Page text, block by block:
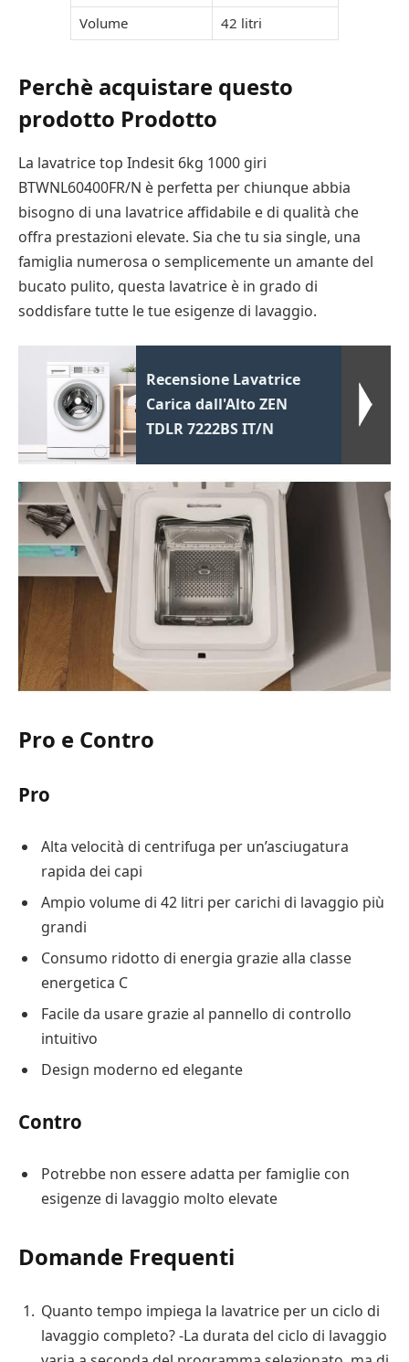
Volume
42 litri
Perchè acquistare questo
prodotto Prodotto
La lavatrice top Indesit 6kg 1000 giri
BTWNL60400FR/N è perfetta per chiunque abbia
bisogno di una lavatrice affidabile e di qualità che
offra prestazioni elevate. Sia che tu sia single, una
famiglia numerosa o semplicemente un amante del
bucato pulito, questa lavatrice è in grado di
soddisfare tutte le tue esigenze di lavaggio.
Recensione Lavatrice
Carica dall'Alto ZEN
TDLR 7222BS IT/N
Pro e Contro
Pro
Alta velocità di centrifuga per un’asciugatura
rapida dei capi
Ampio volume di 42 litri per carichi di lavaggio più
grandi
Consumo ridotto di energia grazie alla classe
energetica C
Facile da usare grazie al pannello di controllo
intuitivo
Design moderno ed elegante
Contro
Potrebbe non essere adatta per famiglie con
esigenze di lavaggio molto elevate
Domande Frequenti
Quanto tempo impiega la lavatrice per un ciclo di
lavaggio completo? -La durata del ciclo di lavaggio